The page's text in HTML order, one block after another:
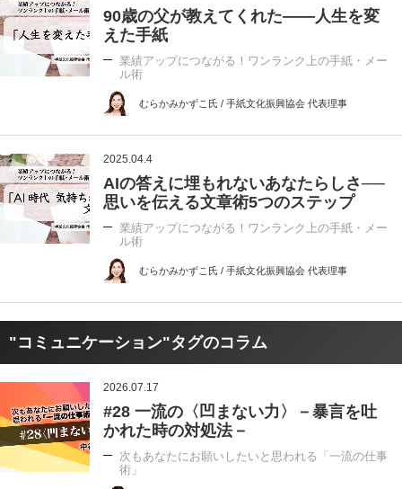
90歳の父が教えてくれた――人生を変
えた手紙
業績アップにつながる！ワンランク上の手紙・メー
ル術
むらかみかずこ氏 / 手紙文化振興協会 代表理事
2025.04.4
AIの答えに埋もれないあなたらしさ──
思いを伝える文章術5つのステップ
業績アップにつながる！ワンランク上の手紙・メー
ル術
むらかみかずこ氏 / 手紙文化振興協会 代表理事
"コミュニケーション"タグのコラム
2026.07.17
#28 一流の〈凹まない力〉－暴言を吐
かれた時の対処法－
次もあなたにお願いしたいと思われる「一流の仕事
術」